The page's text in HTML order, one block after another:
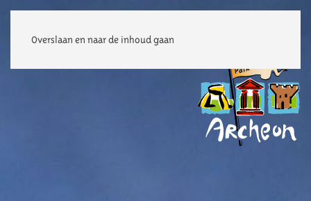
Overslaan en naar de inhoud gaan